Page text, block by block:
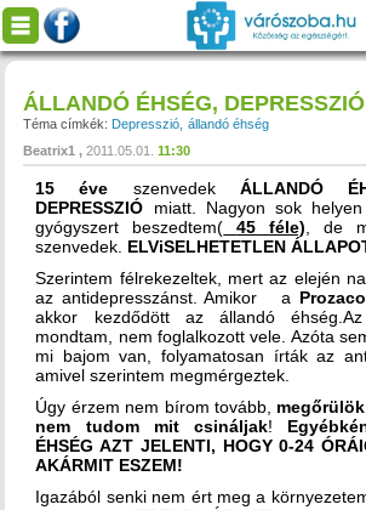
ÁLLANDÓ ÉHSÉG, DEPRESSZIÓ
Téma címkék: Depresszió
állandó éhség
Beatrix1
2011.05.01. 11:30
15 éve szenvedekÁLLANDÓ
DEPRESSZIÓ miatt. Nagyon sok
gyógyszert beszedtem(
45 féle) , de
szenvedek. ELViSELHETETLEN
Szerintem félrekezeltek, mert az elején
az antidepresszánst. Amikor a
akkor kezdődött az állandó
mondtam, nem foglalkozott vele. Azóta
mi bajom van, folyamatosan írták az
amivel szerintem megmérgeztek.
Úgy érzem nem bírom tovább,
nem tudom mit csináljak!
ÉHSÉG AZT JELENTI, HOGY 0-24
AKÁRMIT ESZEM!
Igazából senki nem ért meg a